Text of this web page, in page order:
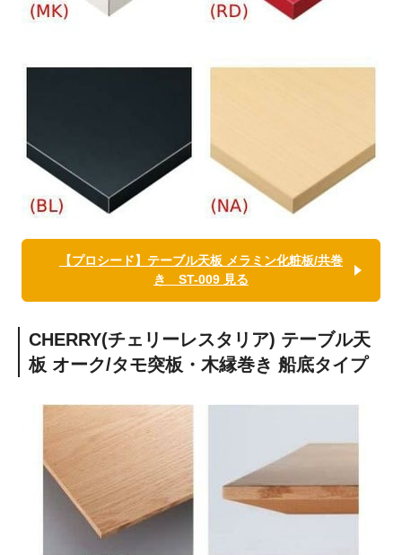
【プロシード】テーブル天板 メラミン化粧板/共巻
き ST-009 見る
CHERRY(チェリーレスタリア) テーブル天
板 オーク/タモ突板・木縁巻き 船底タイプ